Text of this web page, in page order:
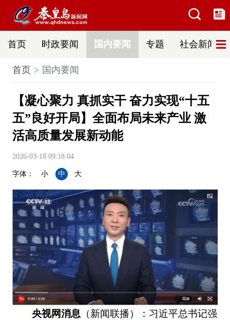
首页 时政要闻 国内要闻 专题 社会新闻
首页 国内要闻
【凝心聚力 真抓实干 奋力实现“十五
五”良好开局】全面布局未来产业 激
活高质量发展新动能
2026-03-18 09:18:04
字体： 小 中 大
央视网消息 （新闻联播）：习近平总书记强